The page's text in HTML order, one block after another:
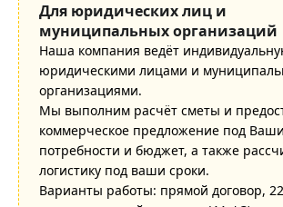
Для юридических лиц и
муниципальных организаций
Наша компания ведёт
юридическими лицами и
организациями.
Мы выполним расчёт сметы и
коммерческое предложение под Ваши
потребности и бюджет, а также
логистику под ваши сроки.
Варианты работы: прямой договор,